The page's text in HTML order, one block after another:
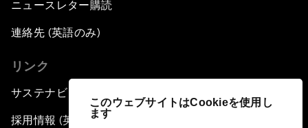
このウェブサイトはCookieを使用し
ます
ニュースレター購読
連絡先 (英語のみ)
リンク
サステナビリティへの取り組み
採用情報 (英語のみ)